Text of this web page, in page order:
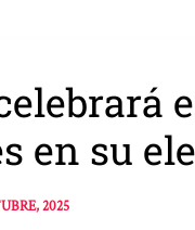
en su
2025